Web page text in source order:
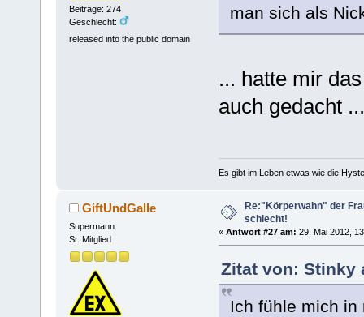
Beiträge: 274
Geschlecht:
released into the public domain
man sich als
... hatte mir
auch gedacht ...
Es gibt im Leben etwas wie die
GiftUndGalle
Supermann
Sr. Mitglied
Re:"Körperwahn" der
schlecht!
« Antwort #27 am: 29. Mai 2012,
Zitat von: Stinky
Ich fühle mich